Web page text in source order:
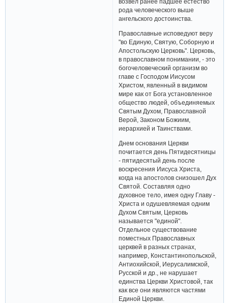
возвел ранее падшее естество
рода человеческого выше
ангельского достоинства.
Православные исповедуют веру
"во Единую, Святую, Соборную и
Апостольскую Церковь". Церковь,
в православном понимании, - это
богочеловеческий организм во
главе с Господом Иисусом
Христом, явленный в видимом
мире как от Бога установленное
общество людей, объединяемых
Святым Духом, Православной
Верой, Законом Божиим,
иерархией и Таинствами.
Днем основания Церкви
почитается день Пятидесятницы
- пятидесятый день после
воскресения Иисуса Христа,
когда на апостолов снизошел Дух
Святой. Составляя одно
духовное тело, имея одну Главу -
Христа и одушевляемая одним
Духом Святым, Церковь
называется "единой".
Отдельное существование
поместных Православных
церквей в разных странах,
например, Константинопольской,
Антиохийской, Иерусалимской,
Русской и др., не нарушает
единства Церкви Христовой, так
как все они являются частями
Единой Церкви.